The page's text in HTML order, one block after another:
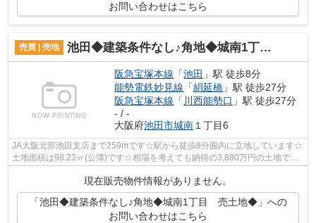
お問い合わせはこちら
売買 | 売地 池田◆建築条件なし♪角地◆城南1丁目 売土地◆
阪急宝塚本線 「池田 」駅 徒歩8分
能勢電鉄妙見線 「絹延橋 」駅 徒歩27分
阪急宝塚本線 「 川西能勢口 」駅 徒歩27分
- / -
大阪府池田市城南 １丁目6
JA大阪北部池田支店まで259mです☆駅から徒歩8分圏内に立地しています☆
土地面積は98.23㎡(公簿)です☆相場を考えても納得の3,880万円の土地です
現在販売物件情報がありません。
「池田◆建築条件なし♪角地◆城南1丁目 売土地◆」への
お問い合わせはこちら